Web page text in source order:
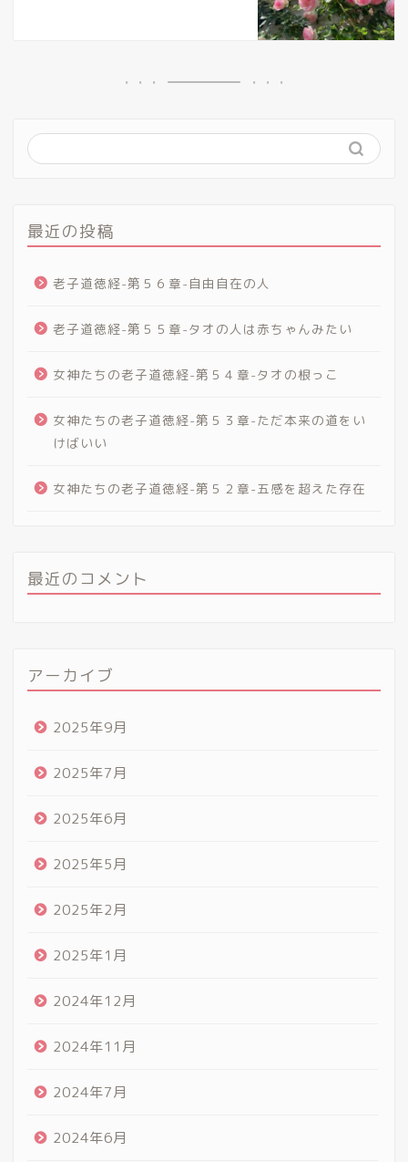
最近の投稿
老子道徳経-第５６章-自由自在の人
老子道徳経-第５５章-タオの人は赤ちゃんみたい
女神たちの老子道徳経-第５４章-タオの根っこ
女神たちの老子道徳経-第５３章-ただ本来の道をい
けばいい
女神たちの老子道徳経-第５２章-五感を超えた存在
最近のコメント
アーカイブ
2025年9月
2025年7月
2025年6月
2025年5月
2025年2月
2025年1月
2024年12月
2024年11月
2024年7月
2024年6月